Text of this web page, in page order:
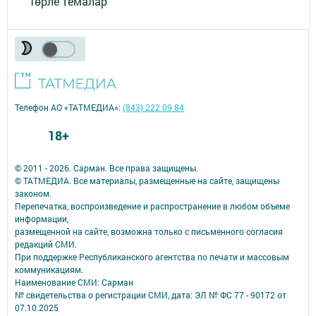
© 2011 - 2026. Сарман. Все права защищены.
© ТАТМЕДИА. Все материалы, размещенные на сайте, защищены
законом.
Перепечатка, воспроизведение и распространение в любом объеме
информации,
размещенной на сайте, возможна только с письменного согласия
редакций СМИ.
При поддержке Республиканского агентства по печати и массовым
коммуникациям.
Наименование СМИ: Сарман
№ свидетельства о регистрации СМИ, дата: ЭЛ № ФС 77 - 90172 от
07.10.2025
Телефон АО «ТАТМЕДИА»:(843) 222 09 84
18+